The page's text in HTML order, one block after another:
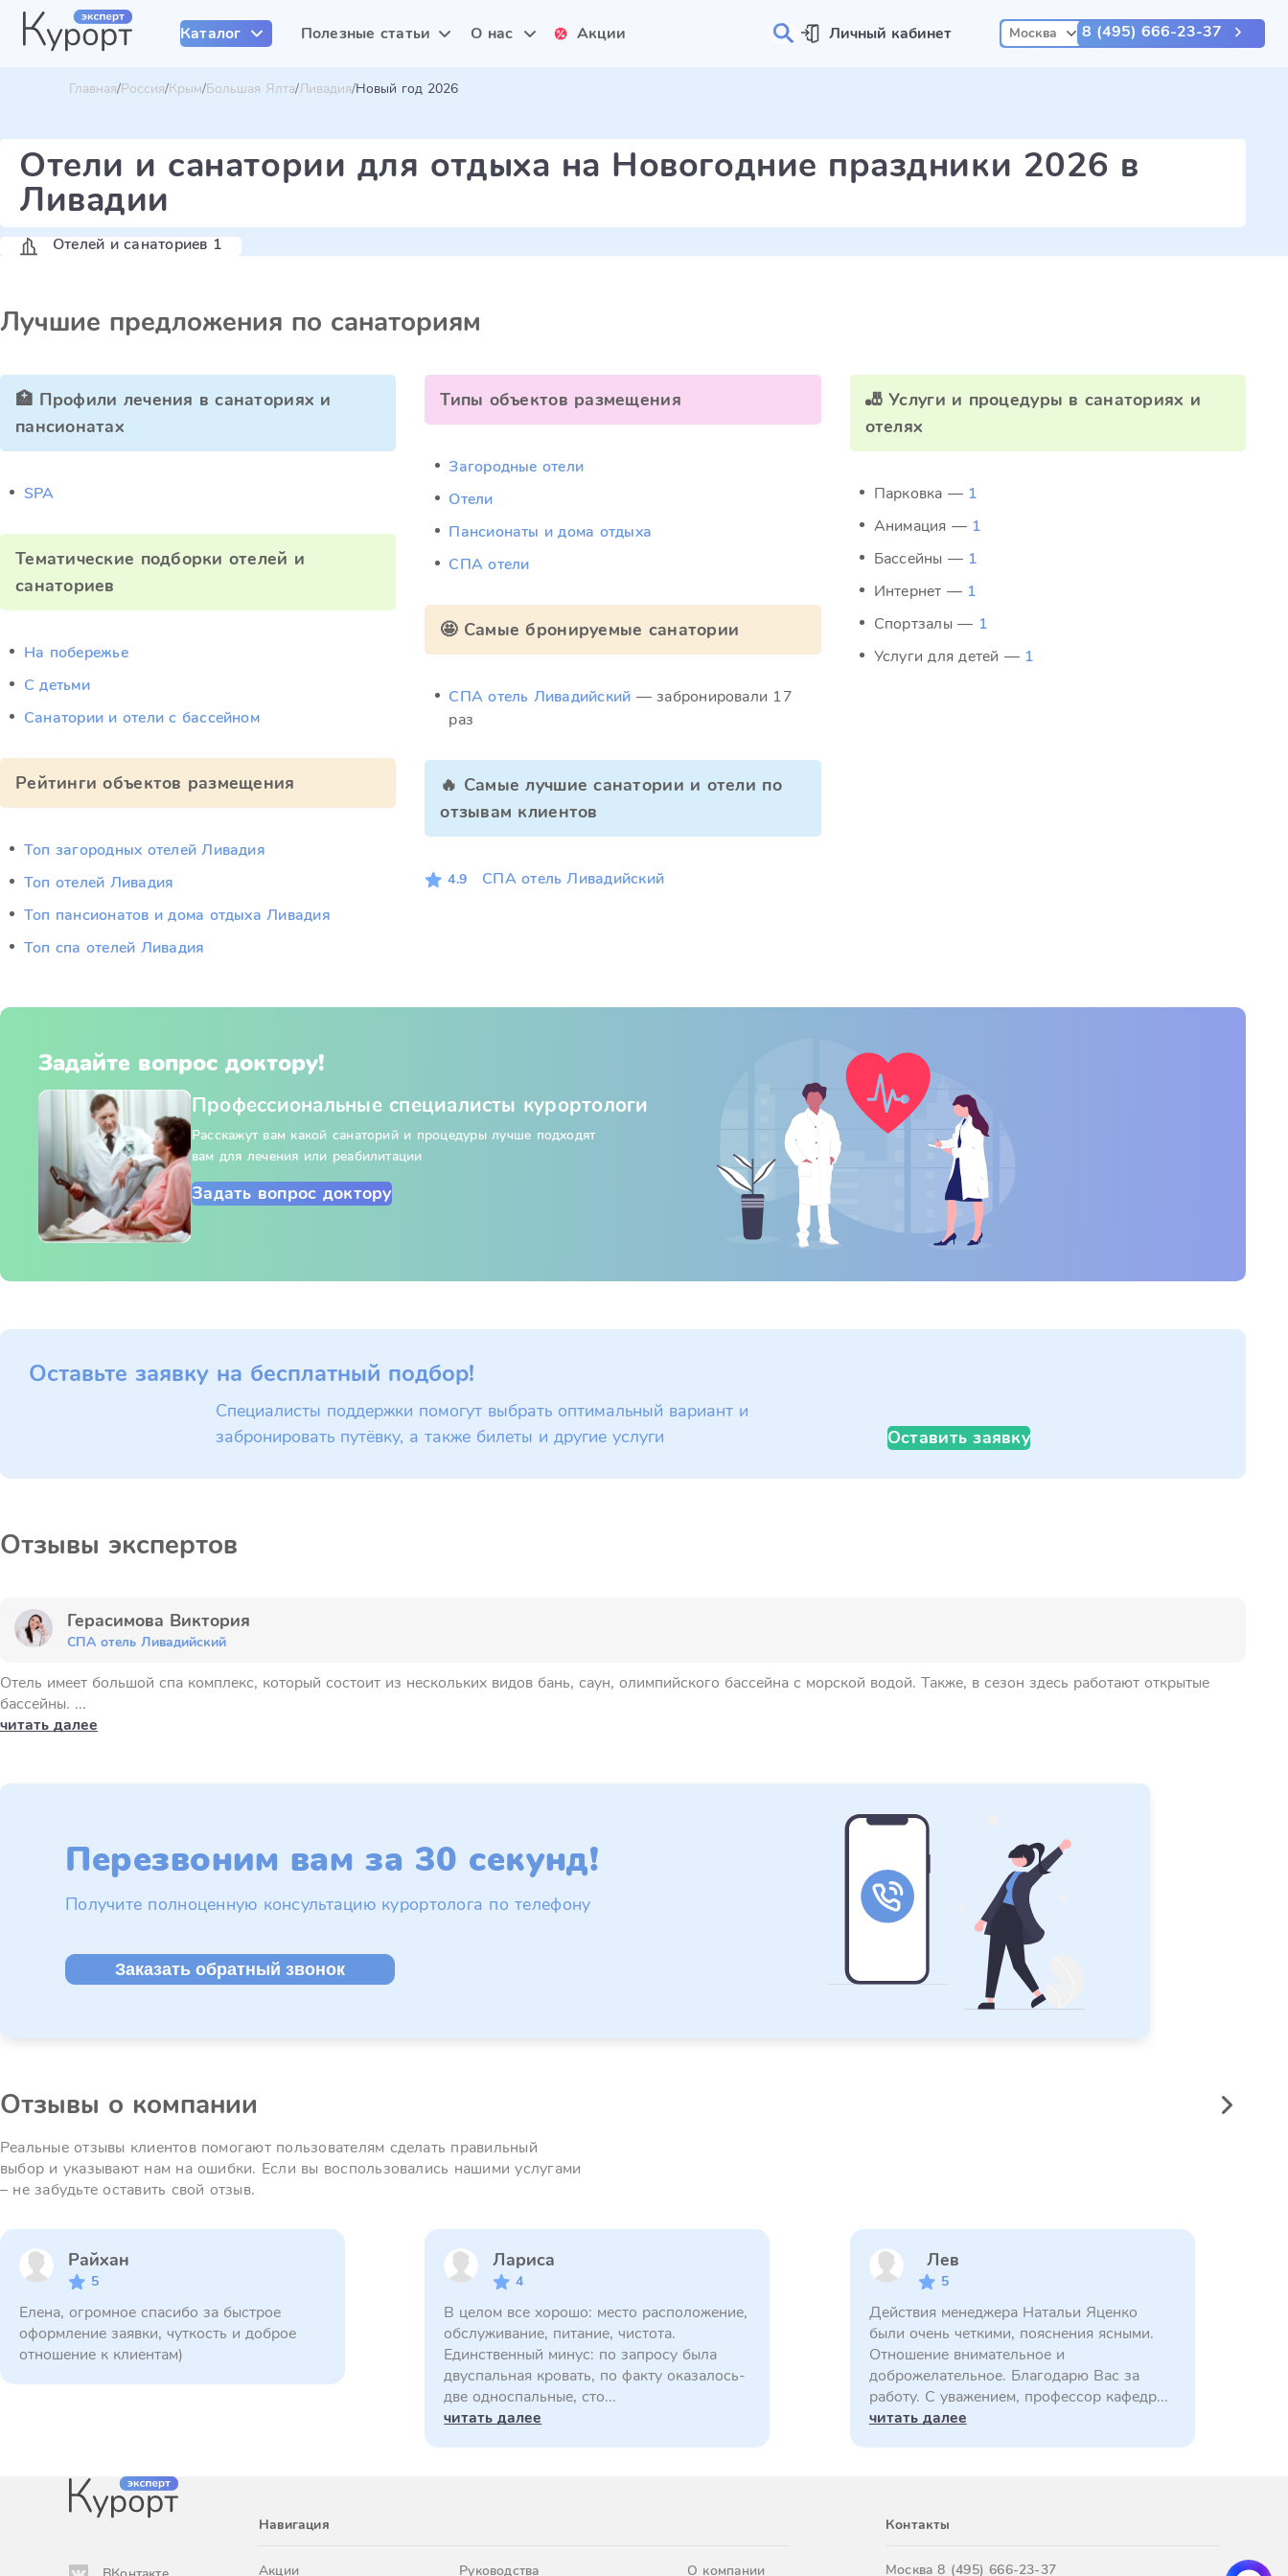
Каталог Полезные статьи О нас Акции Личный кабинет Москва 8 (495) 666-23-37
Главная Россия Крым Большая Ялта Ливадия Новый год 2026
Отели и санатории для отдыха на Новогодние праздники 2026 в
Ливадии
Отелей и санаториев 1
Лучшие предложения по санаториям
🏥 Профили лечения в санаториях и
пансионатах
SPA
Тематические подборки отелей и
санаториев
На побережье
С детьми
Санатории и отели с бассейном
Рейтинги объектов размещения
Топ загородных отелей Ливадия
Топ отелей Ливадия
Топ пансионатов и дома отдыха Ливадия
Топ спа отелей Ливадия
Типы объектов размещения
Загородные отели
Отели
Пансионаты и дома отдыха
СПА отели
🤩 Самые бронируемые санатории
СПА отель Ливадийский — забронировали 17
раз
🔥 Самые лучшие санатории и отели по
отзывам клиентов
4.9 СПА отель Ливадийский
🎳 Услуги и процедуры в санаториях и
отелях
Парковка — 1
Анимация — 1
Бассейны — 1
Интернет — 1
Спортзалы — 1
Услуги для детей — 1
Задайте вопрос доктору!
Профессиональные специалисты курортологи
Расскажут вам какой санаторий и процедуры лучше подходят
вам для лечения или реабилитации
Задать вопрос доктору
Оставьте заявку на бесплатный подбор!
Специалисты поддержки помогут выбрать оптимальный вариант и
забронировать путёвку, а также билеты и другие услуги
Оставить заявку
Отзывы экспертов
Герасимова Виктория
СПА отель Ливадийский
Отель имеет большой спа комплекс, который состоит из нескольких видов бань, саун, олимпийского бассейна с морской водой. Также, в сезон здесь работают открытые
бассейны. ...
читать далее
Перезвоним вам за 30 секунд!
Получите полноценную консультацию курортолога по телефону
Заказать обратный звонок
Отзывы о компании
Реальные отзывы клиентов помогают пользователям сделать правильный
выбор и указывают нам на ошибки. Если вы воспользовались нашими услугами
– не забудьте оставить свой отзыв.
Райхан
5
Елена, огромное спасибо за быстрое
оформление заявки, чуткость и доброе
отношение к клиентам)
Лариса
4
В целом все хорошо: место расположение,
обслуживание, питание, чистота.
Единственный минус: по запросу была
двуспальная кровать, по факту оказалось-
две односпальные, сто...
читать далее
Лев
5
Действия менеджера Натальи Яценко
были очень четкими, пояснения ясными.
Отношение внимательное и
доброжелательное. Благодарю Вас за
работу. С уважением, профессор кафедр...
читать далее
Навигация
Акции Руководства О компании
Контакты
Москва8 (495) 666-23-37